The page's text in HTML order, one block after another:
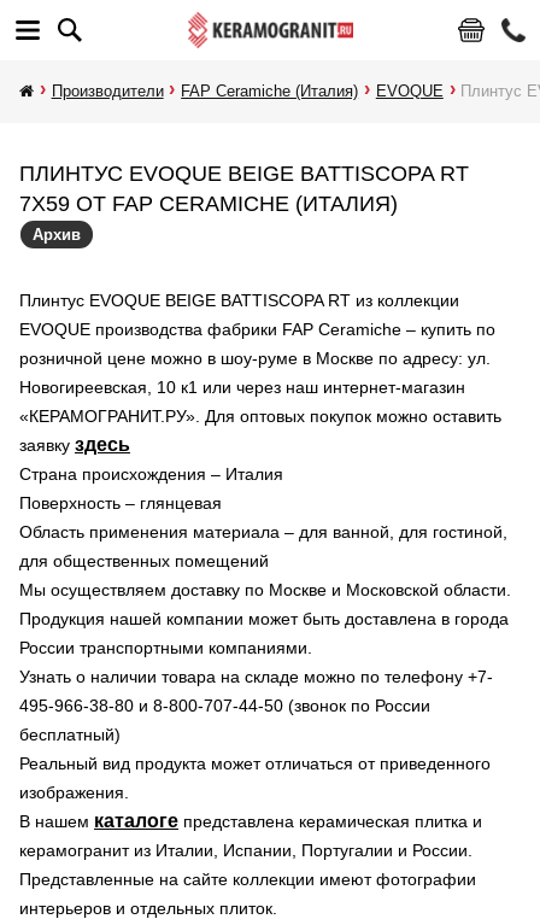
Производители FAP Ceramiche (Италия) EVOQUE Плинтус
ПЛИНТУС EVOQUE BEIGE BATTISCOPA RT
7X59 ОТ FAP CERAMICHE (ИТАЛИЯ)
Архив
Плинтус EVOQUE BEIGE BATTISCOPA RT из коллекции
EVOQUE производства фабрики FAP Ceramiche – купить по
розничной цене можно в шоу-руме в Москве по адресу: ул.
Новогиреевская, 10 к1 или через наш интернет-магазин
«КЕРАМОГРАНИТ.РУ». Для оптовых покупок можно оставить
заявку здесь
Страна происхождения – Италия
Поверхность – глянцевая
Область применения материала – для ванной, для гостиной,
для общественных помещений
Мы осуществляем доставку по Москве и Московской области.
Продукция нашей компании может быть доставлена в города
России транспортными компаниями.
Узнать о наличии товара на складе можно по телефону +7-
495-966-38-80 и 8-800-707-44-50 (звонок по России
бесплатный)
Реальный вид продукта может отличаться от приведенного
изображения.
В нашем каталоге представлена керамическая плитка и
керамогранит из Италии, Испании, Португалии и России.
Представленные на сайте коллекции имеют фотографии
интерьеров и отдельных плиток.